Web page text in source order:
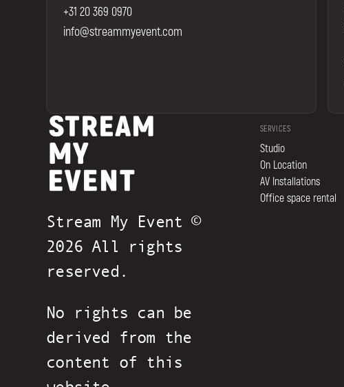
+31 20 369 0970
info@streammyevent.com
Stream My Event ©
2026 All rights
reserved.
No rights can be
derived from the
content of this
SERVICES
Studio
On Location
AV Installations
Office space rental